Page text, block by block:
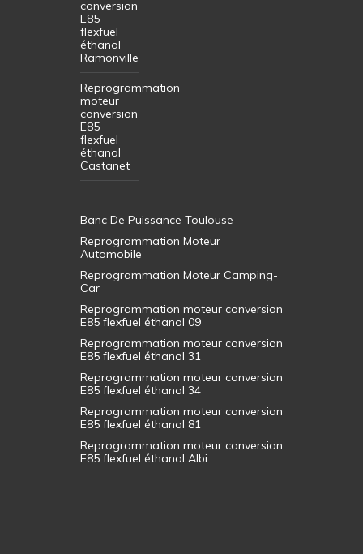
conversion
E85
flexfuel
éthanol
Ramonville
Reprogrammation
moteur
conversion
E85
flexfuel
éthanol
Castanet
Banc De Puissance Toulouse
Reprogrammation Moteur
Automobile
Reprogrammation Moteur Camping-
Car
Reprogrammation moteur conversion
E85 flexfuel éthanol 09
Reprogrammation moteur conversion
E85 flexfuel éthanol 31
Reprogrammation moteur conversion
E85 flexfuel éthanol 34
Reprogrammation moteur conversion
E85 flexfuel éthanol 81
Reprogrammation moteur conversion
E85 flexfuel éthanol Albi